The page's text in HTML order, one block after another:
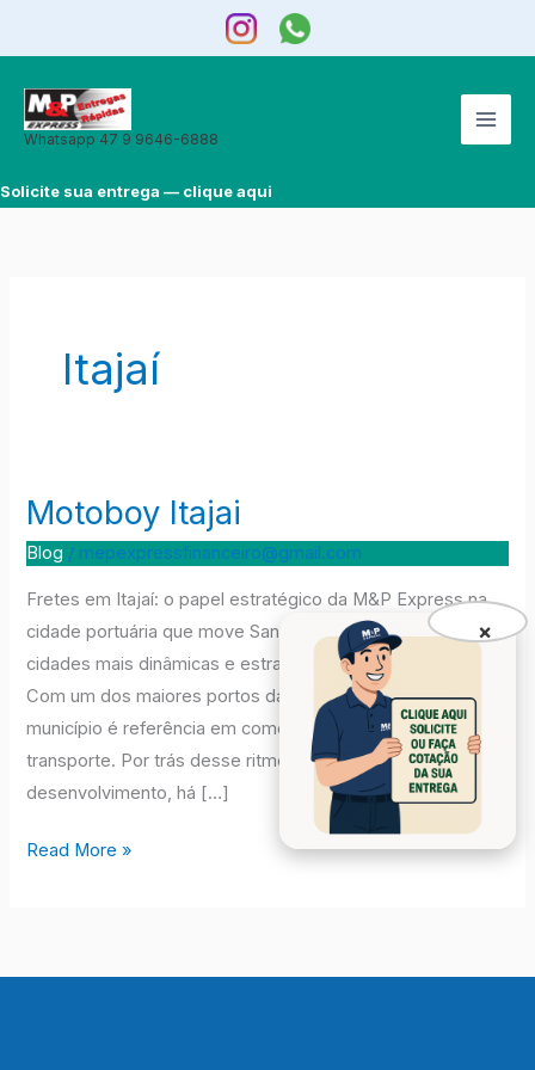
conteúdo
Whatsapp 47 9 9646-6888
Solicite sua entrega — clique aqui
Itajaí
Motoboy Itajai
Blog / mepexpressfinanceiro@gmail.com
Fretes em Itajaí: o papel estratégico da M&P Express na
cidade portuária que move Santa Catarina Itajaí é uma das
cidades mais dinâmicas e estratégicas do Sul do Brasil.
Com um dos maiores portos da América Latina, o
município é referência em comércio exterior, logística e
transporte. Por trás desse ritmo intenso de
desenvolvimento, há […]
Motoboy
Itajai
Read More »
×